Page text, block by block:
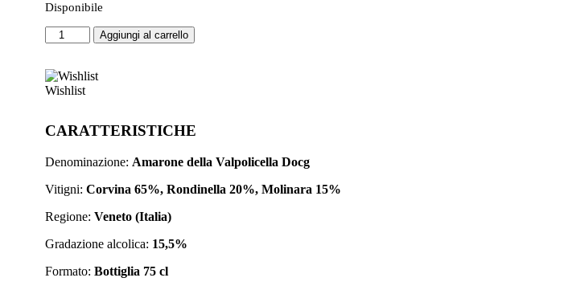
78,00€.
Disponibile
Amarone
Classico
Armaron'
2015
quantità
Aggiungi al carrello
Wishlist
CARATTERISTICHE
Denominazione: Amarone della Valpolicella Docg
Vitigni: Corvina 65%, Rondinella 20%, Molinara 15%
Regione: Veneto (Italia)
Gradazione alcolica: 15,5%
Formato: Bottiglia 75 cl